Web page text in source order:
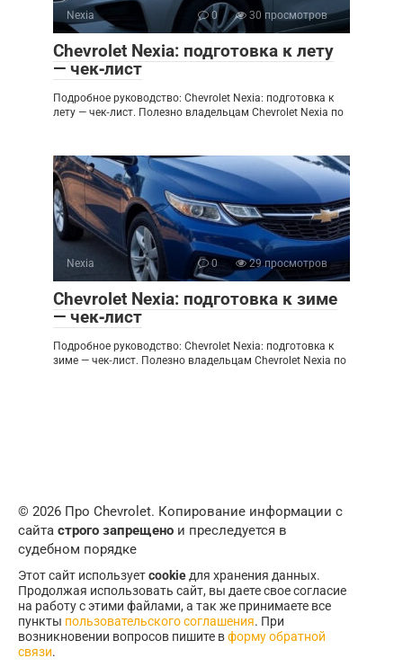
Nexia 0 30 просмотров
Chevrolet Nexia: подготовка к лету
— чек‑лист
Подробное руководство: Chevrolet Nexia: подготовка к
лету — чек‑лист. Полезно владельцам Chevrolet Nexia по
Nexia 0 29 просмотров
Chevrolet Nexia: подготовка к зиме
— чек‑лист
Подробное руководство: Chevrolet Nexia: подготовка к
зиме — чек‑лист. Полезно владельцам Chevrolet Nexia по
© 2026 Про Chevrolet. Копирование информации с
сайта строго запрещено и преследуется в
судебном порядке
Этот сайт используетcookie для хранения данных.
Продолжая использовать сайт, вы даете свое согласие
на работу с этими файлами, а так же принимаете все
пункты пользовательского соглашения. При
возникновении вопросов пишите вформу обратной
связи.